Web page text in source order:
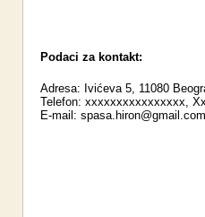
Podaci za kontakt:
Adresa: Ivićeva 5, 11080
Telefon: xxxxxxxxxxxxxxxx,
E-mail: spasa.hiron@gmail.com